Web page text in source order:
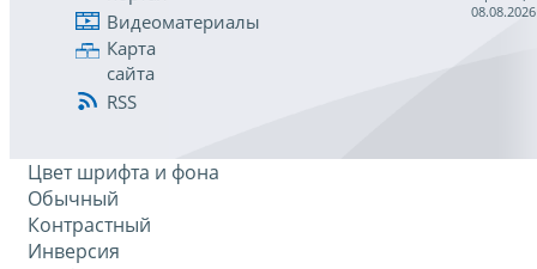
Видеоматериалы
Карта
сайта
RSS
08.08.2026
Цвет шрифта и фона
Обычный
Контрастный
Инверсия